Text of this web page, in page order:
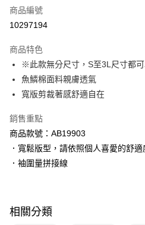
萊爾富取貨付款
付款後萊爾富取貨
每筆NT$60，滿NT$1,000(含以上)免
7-11取貨付款
每筆NT$60，滿NT$1,000(含以上)免
付款後7-11取貨
每筆NT$60，滿NT$1,000(含以上)
付款後門市自取
商品編號
10297194
商品特色
※此款無分尺寸，S至3L尺寸都
魚鱗棉面料親膚透氣
寬版剪裁著感舒適自在
銷售重點
商品款號：AB19903
．寬鬆版型，請依照個人喜愛的舒適
．袖圍量拼接線
相關分類